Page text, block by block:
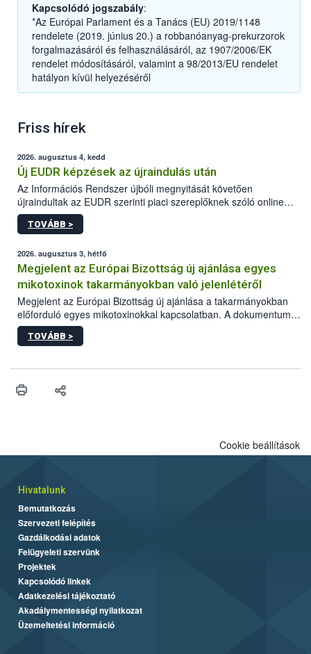
Kapcsolódó jogszabály:
*Az Európai Parlament és a Tanács (EU) 2019/1148
rendelete (2019. június 20.) a robbanóanyag-prekurzorok
forgalmazásáról és felhasználásáról, az 1907/2006/EK
rendelet módosításáról, valamint a 98/2013/EU rendelet
hatályon kívül helyezéséről
Friss hírek
2026. augusztus 4, kedd
Új EUDR képzések az újraindulás után
Az Információs Rendszer újbóli megnyitását követően
újraindultak az EUDR szerinti piaci szereplőknek szóló online
képzések.
TOVÁBB >
2026. augusztus 3, hétfő
Megjelent az Európai Bizottság új ajánlása egyes
mikotoxinok takarmányokban való jelenlétéről
Megjelent az Európai Bizottság új ajánlása a takarmányokban
előforduló egyes mikotoxinokkal kapcsolatban. A dokumentum
2027-től új irányértékek alkalmazását írja elő, és a jelenleg
hatályos uniós ajánlások helyébe lép.
TOVÁBB >
Cookie beállítások
Hivatalunk
Bemutatkozás
Szervezeti felépítés
Gazdálkodási adatok
Felügyeleti szervünk
Projektek
Kapcsolódó linkek
Adatkezelési tájékoztató
Akadálymentességi nyilatkozat
Üzemeltetési információ